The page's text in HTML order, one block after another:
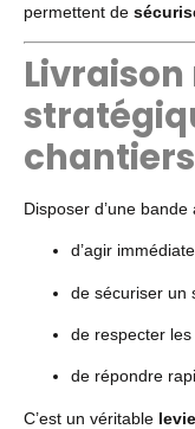
permettent de
Disposer d’une
d’agir
de sécuriser un
de respecter
de répondre
C’est un véritable